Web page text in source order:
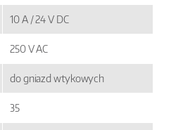
10 A / 24 V DC
250 V AC
do gniazd wtykowych
35